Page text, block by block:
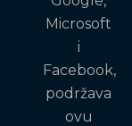
Microsoft
i
Facebook,
podržava
ovu